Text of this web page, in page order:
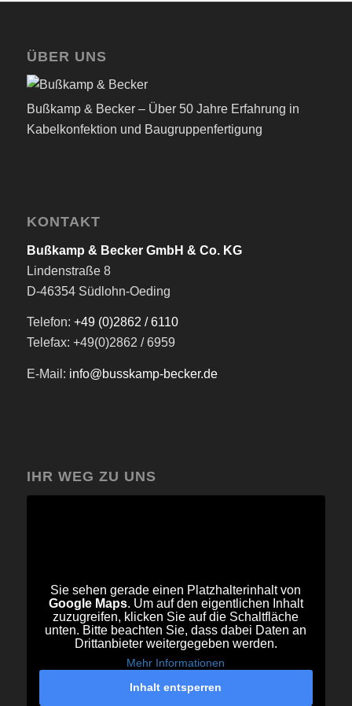
ÜBER UNS
Bußkamp & Becker – Über 50 Jahre Erfahrung in
Kabelkonfektion und Baugruppenfertigung
KONTAKT
Bußkamp & Becker GmbH & Co. KG
Lindenstraße 8
D-46354 Südlohn-Oeding
Telefon: +49 (0)2862 / 6110
Telefax: +49(0)2862 / 6959
E-Mail: info@busskamp-becker.de
IHR WEG ZU UNS
Sie sehen gerade einen Platzhalterinhalt von
Google Maps. Um auf den eigentlichen Inhalt
zuzugreifen, klicken Sie auf die Schaltfläche
unten. Bitte beachten Sie, dass dabei Daten an
Drittanbieter weitergegeben werden.
Mehr Informationen
Inhalt entsperren